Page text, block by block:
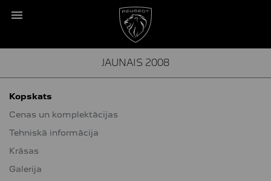
JAUNAIS 2008
Kopskats
Cenas un komplektācijas
Tehniskā informācija
Krāsas
Galerija